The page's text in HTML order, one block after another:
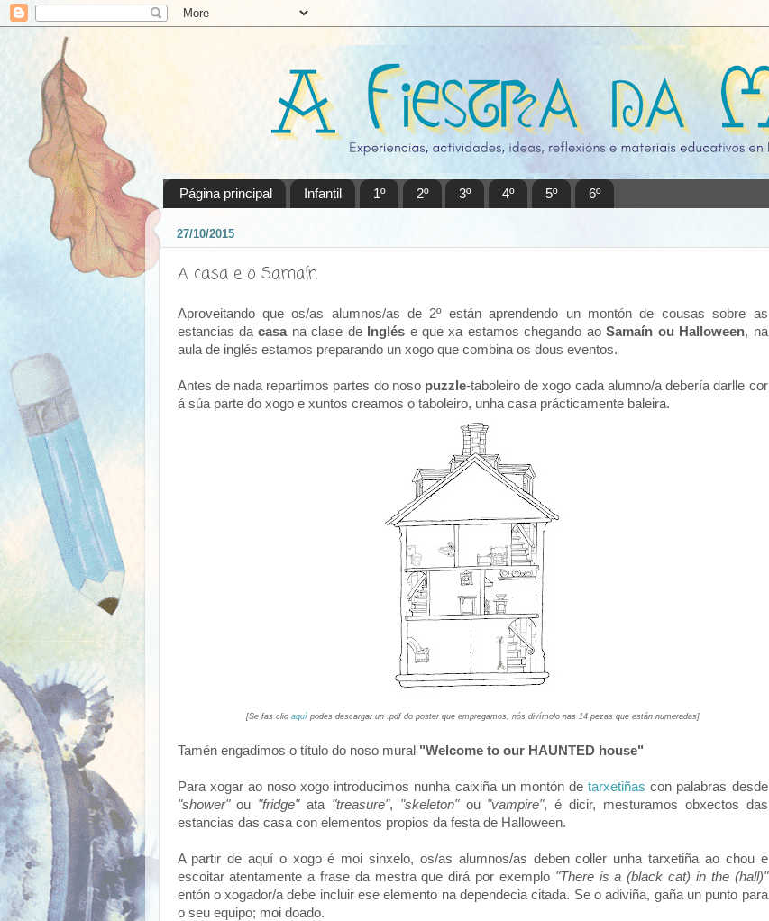
Página principal Infantil 1º 2º 3º 4º 5º 6º
27/10/2015
A casa e o Samaín
Aproveitando que os/as alumnos/as de 2º están aprendendo un montón de cousas sobre as
estancias dacasana clase de Inglés e que xa estamos chegando aoSamaín ou Halloween, na
aula de inglés estamos preparando un xogo que combina os dous eventos.
Antes de nada repartimos partes do noso puzzle-taboleiro de xogo cada alumno/a debería darlle cor
á súa parte do xogo e xuntos creamos o taboleiro, unha casa prácticamente baleira.
[Se fas clic aquí podes descargar un .pdf do poster que empregamos, nós divímolo nas 14 pezas que están numeradas]
Tamén engadimos o título do noso mural "Welcome to our HAUNTED house"
Para xogar ao noso xogo introducimos nunha caixiña un montón detarxetiñas con palabras desde
"shower"ou "fridge"ata "treasure", "skeleton"ou "vampire", é dicir, mesturamos obxectos das
estancias das casa con elementos propios da festa de Halloween.
A partir de aquí o xogo é moi sinxelo, os/as alumnos/as deben coller unha tarxetiña ao chou e
escoitar atentamente a frase da mestra que dirá por exemplo "There is a (black cat) in the (hall)"
entón o xogador/a debe incluir ese elemento na dependecia citada. Se o adiviña, gaña un punto para
o seu equipo; moi doado.